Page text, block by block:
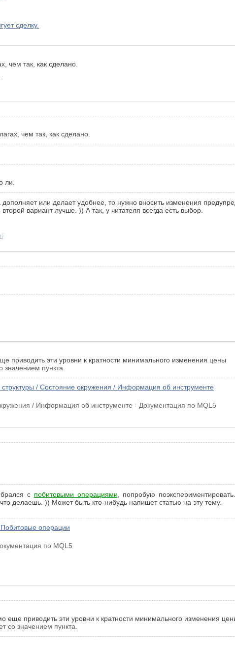
сделку.
чем так, как сделано.
чем так, как сделано.
ли.
или делает удобнее, то нужно вносить изменения
вариант лучше. )) А так, у читателя всегда есть выбор.
приводить эти уровни к кратности минимального изменения цены
пункта.
/ Состояние окружения / Информация об инструменте
/ Информация об инструменте - Документация по MQL5
с побитовыми операциями , попробую
делаешь. )) Может быть кто-нибудь напишет статью на эту тему.
операции
по MQL5
еще приводить эти уровни к кратности минимального изменения
со значением пункта.